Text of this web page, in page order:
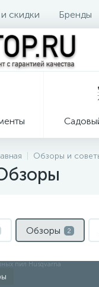
скидки Бренды
Обзоры и
Обзоры 2